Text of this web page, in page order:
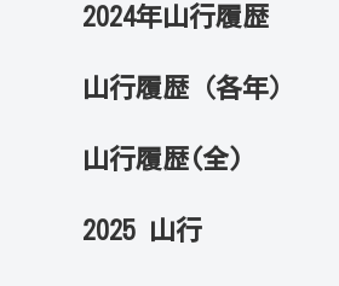
2024年山行履歴
山行履歴（各年）
山行履歴(全)
2025 山行